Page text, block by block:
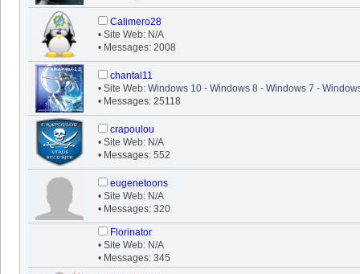
Calimero28
• Site Web: N/A
• Messages: 2008
chantal11
• Site Web: Windows 10 - Windows 8 - Windows 7 -
• Messages: 25118
crapoulou
• Site Web: N/A
• Messages: 552
eugenetoons
• Site Web: N/A
• Messages: 320
Florinator
• Site Web: N/A
• Messages: 345